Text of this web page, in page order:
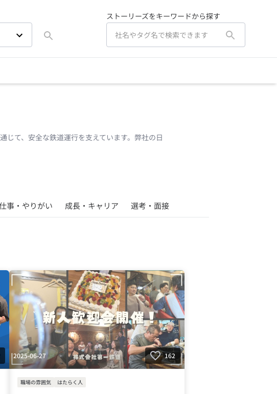
ストーリーズをキーワードから探す
じて、安全な鉄道運行を支えています。弊社の日
事・やりがい 成長・キャリア 選考・面接
2025-06-27 162
職場の雰囲気 はたらく人